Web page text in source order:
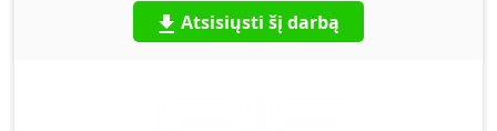
Atsisiųsti šį darbą